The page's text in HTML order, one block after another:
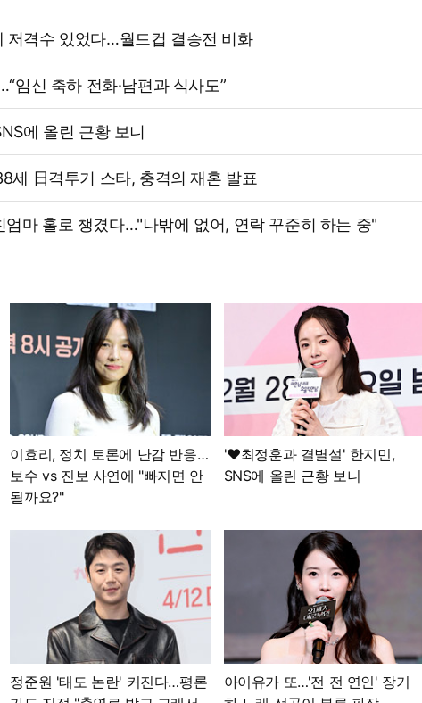
저격수 있었다…월드컵 결승전 비화
임신 축하 전화·남편과 식사도”
에 올린 근황 보니
세 日격투기 스타, 충격의 재혼 발표
엄마 홀로 챙겼다…"나밖에 없어, 연락 꾸준히 하는 중"
이효리, 정치 토론에 난감 반응…
보수 vs 진보 사연에 "빠지면 안
될까요?"
'♥최정훈과 결별설' 한지민,
SNS에 올린 근황 보니
정준원 '태도 논란' 커진다…평론
아이유가 또…'전 전 연인' 장기